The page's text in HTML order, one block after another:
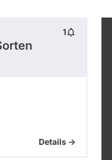
1
Details ->